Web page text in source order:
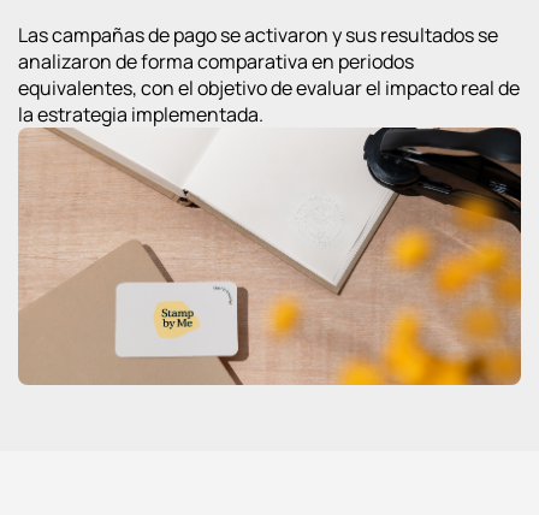
Las campañas de pago se activaron y sus resultados se
analizaron de forma comparativa en periodos
equivalentes, con el objetivo de evaluar el impacto real de
la estrategia implementada.